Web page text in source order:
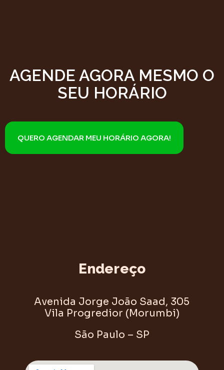
AGENDE AGORA MESMO O
SEU HORÁRIO
QUERO AGENDAR MEU HORÁRIO AGORA!
Endereço
Avenida Jorge João Saad, 305
Vila Progredior (Morumbi)
São Paulo – SP